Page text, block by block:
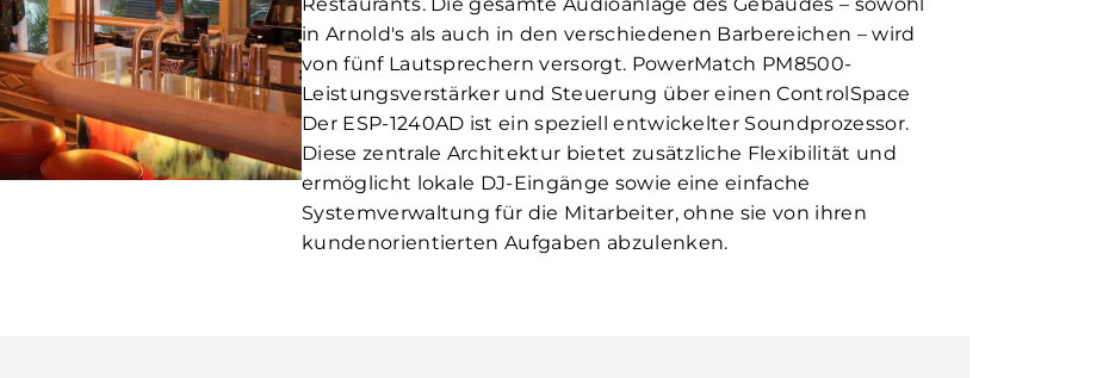
in Arnold's als auch in den verschiedenen Barbereichen – wird
von fünf Lautsprechern versorgt. PowerMatch PM8500-
Leistungsverstärker und Steuerung über einen ControlSpace
Der ESP-1240AD ist ein speziell entwickelter Soundprozessor.
Diese zentrale Architektur bietet zusätzliche Flexibilität und
ermöglicht lokale DJ-Eingänge sowie eine einfache
Systemverwaltung für die Mitarbeiter, ohne sie von ihren
kundenorientierten Aufgaben abzulenken.